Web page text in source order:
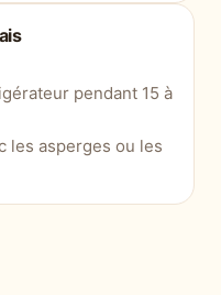
pendant 15 à
les asperges ou les